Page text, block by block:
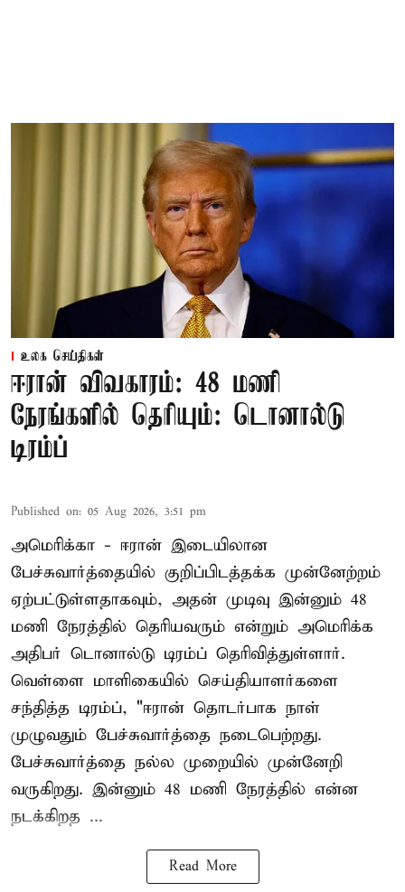
உலக செய்திகள்
ஈரான் விவகாரம்: 48 மணி
நேரங்களில் தெரியும்: டொனால்டு
டிரம்ப்
Published on: 05 Aug 2026, 3:51 pm
அமெரிக்கா - ஈரான் இடையிலான
பேச்சுவார்த்தையில் குறிப்பிடத்தக்க முன்னேற்றம்
ஏற்பட்டுள்ளதாகவும், அதன் முடிவு இன்னும் 48
மணி நேரத்தில் தெரியவரும் என்றும் அமெரிக்க
அதிபர் டொனால்டு டிரம்ப் தெரிவித்துள்ளார்.
வெள்ளை மாளிகையில் செய்தியாளர்களை
சந்தித்த டிரம்ப், "ஈரான் தொடர்பாக நாள்
முழுவதும் பேச்சுவார்த்தை நடைபெற்றது.
பேச்சுவார்த்தை நல்ல முறையில் முன்னேறி
வருகிறது. இன்னும் 48 மணி நேரத்தில் என்ன
நடக்கிறத ...
Read More